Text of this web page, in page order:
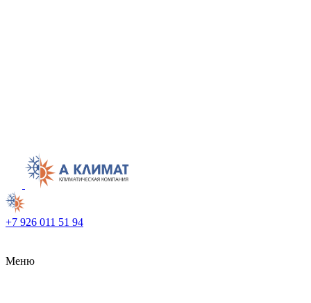
+7 926 011 51 94
Меню